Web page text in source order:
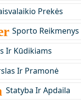
Prekės
Sporto Reikmenys
Ir Kūdikiams
Ir Pramonė
Statyba Ir Apdaila